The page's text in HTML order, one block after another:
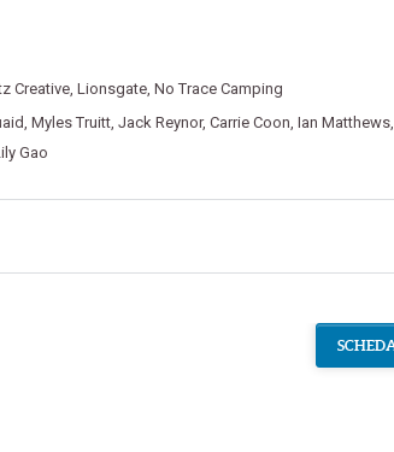
Creative, Lionsgate, No Trace Camping
, Myles Truitt, Jack Reynor, Carrie Coon, Ian Matthews,
Gao